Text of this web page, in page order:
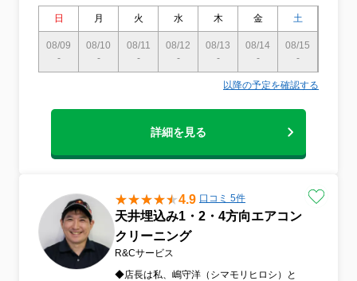
日 月 火 水 木 金 土
08/09
-
08/10
-
08/11
-
08/12
-
08/13
-
08/14
-
08/15
-
以降の予定を確認する
詳細を見る
4.9 口コミ 5件
天井埋込み1・2・4方向エアコン
クリーニング
R&Cサービス
◆店長は私、嶋守洋（シマモリヒロシ）と